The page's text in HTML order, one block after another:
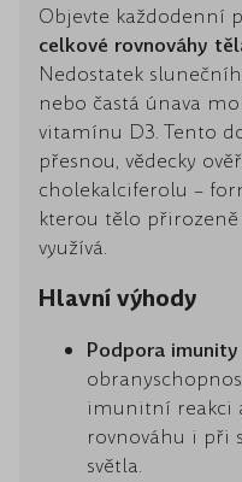
Objevte každodenní
celkové rovnováhy
Nedostatek
nebo častá únava
vitamínu D3. Tento
přesnou, vědecky
cholekalciferolu –
kterou tělo
využívá.
Hlavní výhody
Podpora imunity
imunitní reakci
rovnováhu i při
světla.